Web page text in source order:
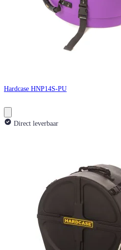
Hardcase HNP14S-PU
Direct leverbaar